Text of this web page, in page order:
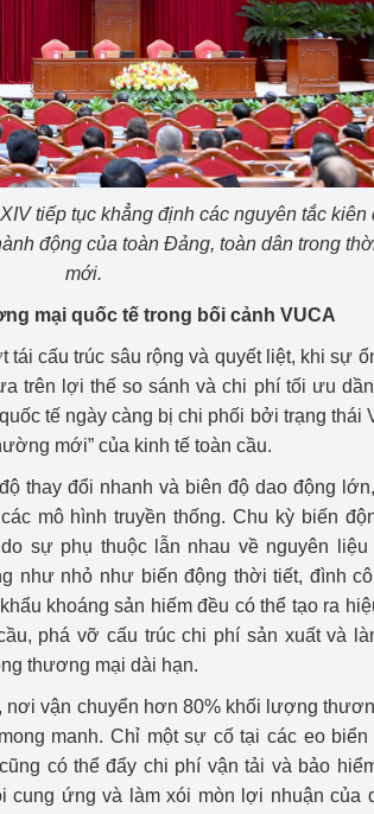
Bảo vệ môi trường Video bảo vệ môi
Album ảnh bảo vệ môi
Văn bản về môi trường
Đọc báo giúp bạn
vệ nền tảng tư tưởng của Đảng
nghiệp - Người dân
tiến thương mại Khu vực miền Bắc
Khu vực miền Trung
trường nước ngoàiHiệp định EVFTA
hội XIV của Đảng vào cuộc sống
triển công nghiệpCông nghiệp nền tảng
Sản xuất công nghiệp
tiếp tục khẳng định các nguyên tắc kiên
động của toàn Đảng, toàn dân trong
mới.
mại quốc tế trong bối cảnh VUCA
tái cấu trúc sâu rộng và quyết liệt, khi sự
trên lợi thế so sánh và chi phí tối ưu
tế ngày càng bị chi phối bởi trạng thái
mới” của kinh tế toàn cầu.
thay đổi nhanh và biên độ dao động
mô hình truyền thống. Chu kỳ biến
sự phụ thuộc lẫn nhau về nguyên liệu
như nhỏ như biến động thời tiết, đình
khoáng sản hiếm đều có thể tạo ra
phá vỡ cấu trúc chi phí sản xuất và
thương mại dài hạn.
nơi vận chuyển hơn 80% khối lượng
manh. Chỉ một sự cố tại các eo biển
có thể đẩy chi phí vận tải và bảo
cung ứng và làm xói mòn lợi nhuận của